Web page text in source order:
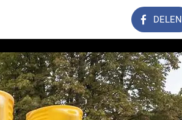
DELEN